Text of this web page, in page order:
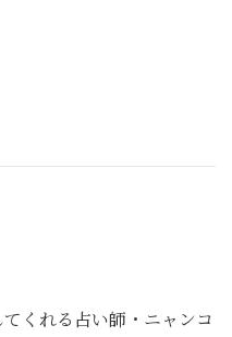
くれる占い師・ニャンコ